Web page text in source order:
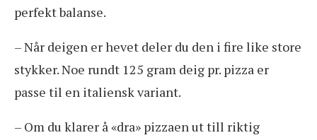
perfekt balanse.
– Når deigen er hevet deler du den i fire like store
stykker. Noe rundt 125 gram deig pr. pizza er
passe til en italiensk variant.
– Om du klarer å «dra» pizzaen ut till riktig